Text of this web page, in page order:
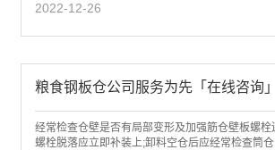
2022-12-26
粮食钢板仓公司服务为先「在线咨询」
经常检查仓壁是否有局部变形及加强筋仓壁板螺
螺栓脱落应立即补装上;卸料空仓后应经常检查筒仓